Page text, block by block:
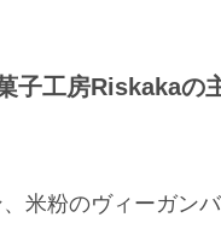
子工房Riskakaの
米粉のヴィーガンバ